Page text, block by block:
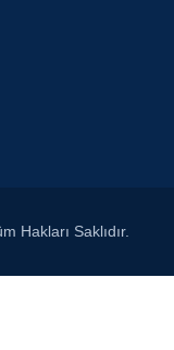
Hakları Saklıdır.